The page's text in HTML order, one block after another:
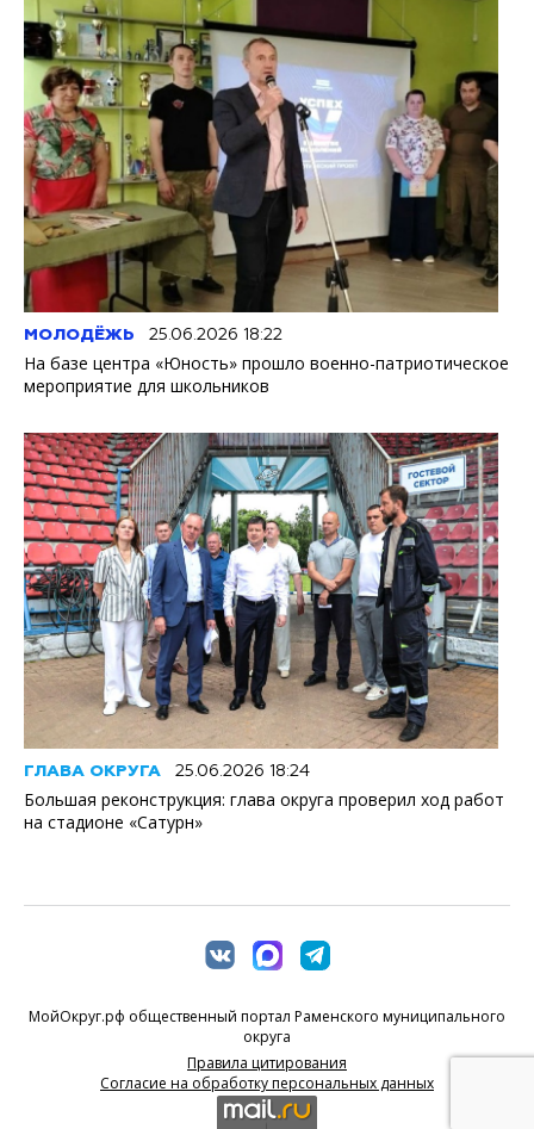
МОЛОДЁЖЬ 25.06.2026 18:22
На базе центра «Юность» прошло военно-патриотическое
мероприятие для школьников
ГЛАВА ОКРУГА 25.06.2026 18:24
Большая реконструкция: глава округа проверил ход работ
на стадионе «Сатурн»
МойОкруг.рф общественный портал Раменского муниципального
округа
Правила цитирования
Согласие на обработку персональных данных